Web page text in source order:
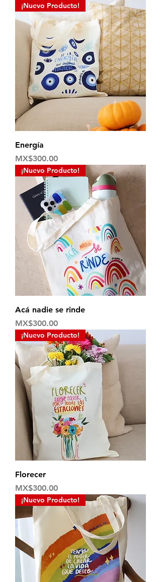
¡Nuevo Producto!
Energía
Price
MX$300.00
¡Nuevo Producto!
Acá nadie se rinde
Price
MX$300.00
¡Nuevo Producto!
Florecer
Price
MX$300.00
¡Nuevo Producto!